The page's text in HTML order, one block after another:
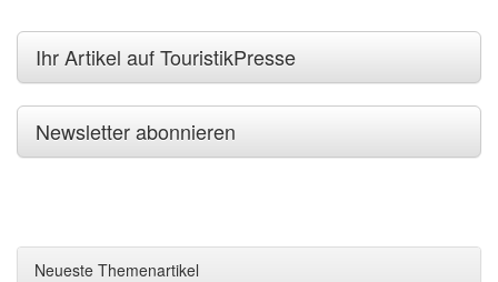
Ihr Artikel auf TouristikPresse
Newsletter abonnieren
Neueste Themenartikel